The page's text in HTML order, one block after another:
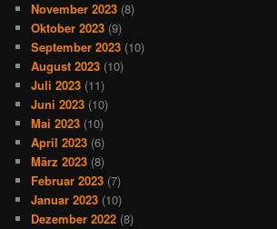
November 2023 (8)
Oktober 2023 (9)
September 2023 (10)
August 2023 (10)
Juli 2023 (11)
Juni 2023 (10)
Mai 2023 (10)
April 2023 (6)
März 2023 (8)
Februar 2023 (7)
Januar 2023 (10)
Dezember 2022 (8)